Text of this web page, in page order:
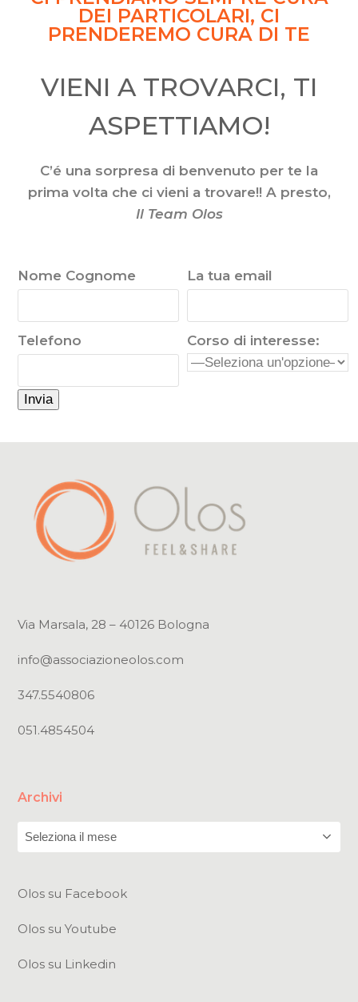
PRENDIAMO
SEMPRE
PARTICOLARI,
PRENDEREMO
DI
TE
DEI PARTICOLARI, CI
PRENDEREMO CURA DI TE
VIENI A TROVARCI, TI
ASPETTIAMO!
C’é una sorpresa di benvenuto per te la
prima volta che ci vieni a trovare!! A presto,
Il Team Olos
Nome Cognome La tua email
Telefono Corso di interesse:
Via Marsala, 28 – 40126 Bologna
info@associazioneolos.com
347.5540806
051.4854504
Archivi
Archivi
Olos su Facebook
Olos su Youtube
Olos su Linkedin